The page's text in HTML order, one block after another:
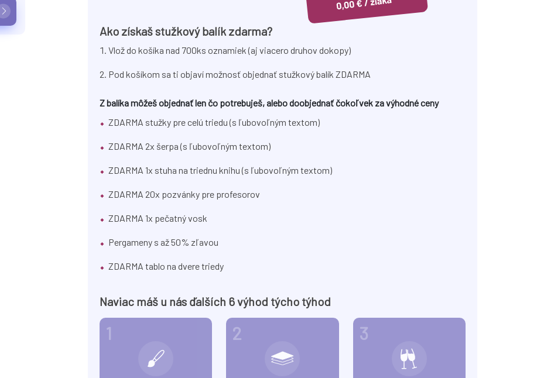
Ako získaš stužkový balík zdarma?
Vlož do košíka nad 700ks oznamiek (aj viacero druhov dokopy)
Pod košíkom sa ti objaví možnosť objednať stužkový balík ZDARMA
Z balíka môžeš objednať len čo potrebuješ, alebo doobjednať čokoľvek za výhodné ceny
ZDARMA stužky pre celú triedu (s ľubovoľným textom)
ZDARMA 2x šerpa (s ľubovoľným textom)
ZDARMA 1x stuha na triednu knihu (s ľubovoľným textom)
ZDARMA 20x pozvánky pre profesorov
ZDARMA 1x pečatný vosk
Pergameny s až 50% zľavou
ZDARMA tablo na dvere triedy
Naviac máš u nás ďalších 6 výhod týcho týhod
1 2 3